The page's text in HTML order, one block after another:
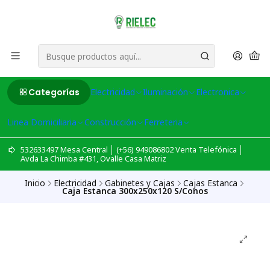
Categorías Electricidad Iluminación Electronica
Linea Domiciliaria Construcción Ferreteria
532633497 Mesa Central │ (+56) 949086802 Venta Telefónica │
Avda La Chimba #431, Ovalle Casa Matriz
Inicio Electricidad Gabinetes y Cajas Cajas Estanca
Caja Estanca 300x250x120 S/Conos